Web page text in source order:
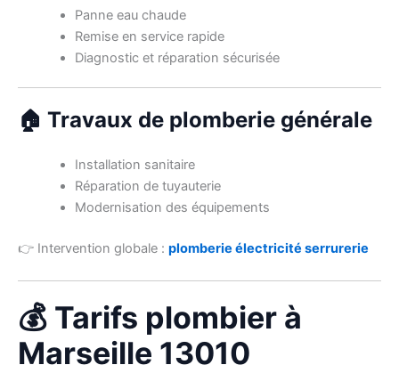
Panne eau chaude
Remise en service rapide
Diagnostic et réparation sécurisée
🏠 Travaux de plomberie générale
Installation sanitaire
Réparation de tuyauterie
Modernisation des équipements
👉 Intervention globale : plomberie électricité serrurerie
💰 Tarifs plombier à
Marseille 13010